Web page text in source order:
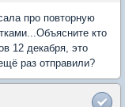
про повторную
кто
12 декабря, это
раз отправили?